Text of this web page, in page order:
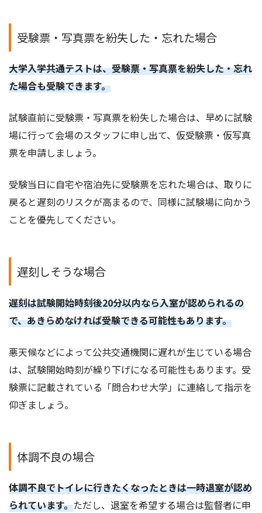
受験票・写真票を紛失した・忘れた場合
大学入学共通テストは、受験票・写真票を紛失した・忘れ
た場合も受験できます。
試験直前に受験票・写真票を紛失した場合は、早めに試験
場に行って会場のスタッフに申し出て、仮受験票・仮写真
票を申請しましょう。
受験当日に自宅や宿泊先に受験票を忘れた場合は、取りに
戻ると遅刻のリスクが高まるので、同様に試験場に向かう
ことを優先してください。
遅刻しそうな場合
遅刻は試験開始時刻後20分以内なら入室が認められるの
で、あきらめなければ受験できる可能性もあります。
悪天候などによって公共交通機関に遅れが生じている場合
は、試験開始時刻が繰り下げになる可能性もあります。受
験票に記載されている「問合わせ大学」に連絡して指示を
仰ぎましょう。
体調不良の場合
体調不良でトイレに行きたくなったときは一時退室が認め
られています。ただし、退室を希望する場合は監督者に申